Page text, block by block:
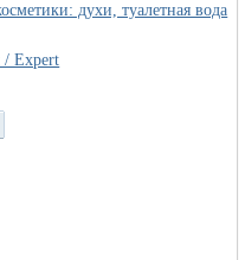
духи, туалетная вода
/ Expert